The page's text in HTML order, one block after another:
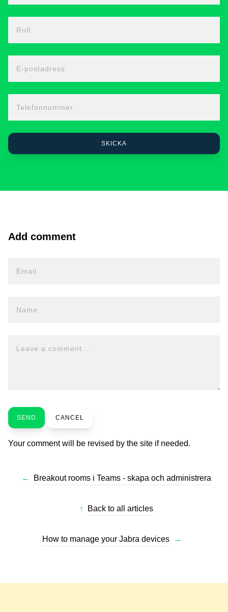
Roll
E-postadress
Telefonnummer
Add comment
Email
Name
Leave a comment...
SEND CANCEL
Your comment will be revised by the site if needed.
← Breakout rooms i Teams - skapa och administrera
↑ Back to all articles
How to manage your Jabra devices →